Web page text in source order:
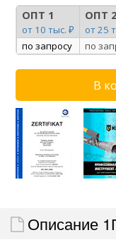
ОПТ 1
от 10 тыс. ₽
ОПТ 2
от 25
по запросу
по
Описание